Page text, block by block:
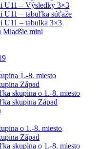
U11 – Výsledky 3×3
U11 – tabuľka súťaže
U11 – tabulka 3×3
Mladšie mini
1.-8. miesto
Západ
skupina o 1.-8. miesto
skupina Západ
o 1.-8. miesto
Západ
skupina o 1.-8. miesto